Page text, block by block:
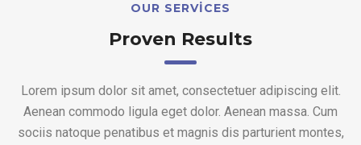
OUR SERVICES
Proven Results
Lorem ipsum dolor sit amet, consectetuer adipiscing elit.
Aenean commodo ligula eget dolor. Aenean massa. Cum
sociis natoque penatibus et magnis dis parturient montes,